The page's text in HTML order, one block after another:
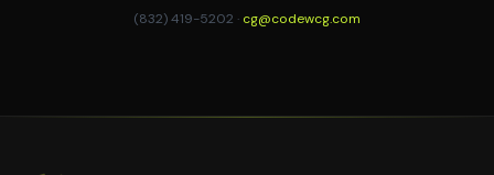
(832) 419-5202 · cg@codewcg.com